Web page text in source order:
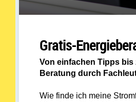
Gratis-
Von einfachen Tipps
Beratung durch
Wie finde ich meine